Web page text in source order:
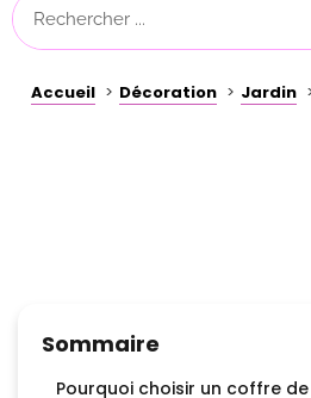
Accueil Décoration Jardin
Sommaire
Pourquoi choisir un coffre de